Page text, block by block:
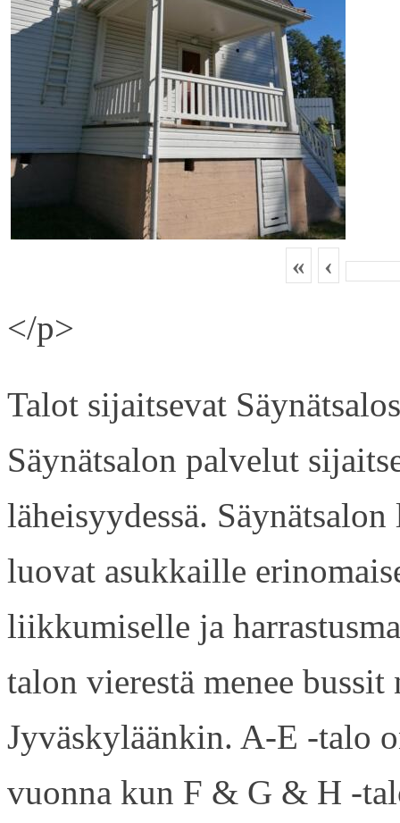
« ‹
</p>
Talot sijaitsevat
Säynätsalon palvelut
läheisyydessä.
luovat asukkaille
liikkumiselle ja
talon vierestä menee
Jyväskyläänkin. A-E -talo
vuonna kun F & G & H -